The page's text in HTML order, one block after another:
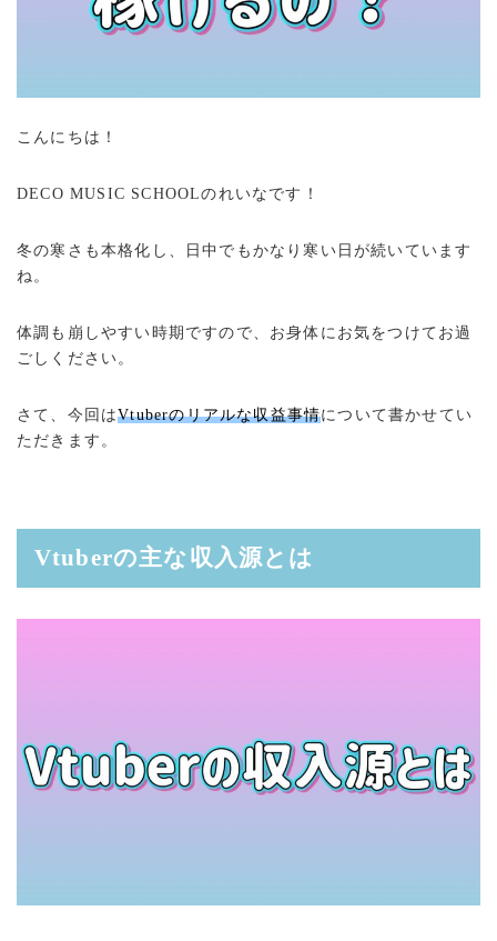
こんにちは！
DECO MUSIC SCHOOLのれいなです！
冬の寒さも本格化し、日中でもかなり寒い日が続いています
ね。
体調も崩しやすい時期ですので、お身体にお気をつけてお過
ごしください。
さて、今回はVtuberのリアルな収益事情について書かせてい
ただきます。
Vtuberの主な収入源とは